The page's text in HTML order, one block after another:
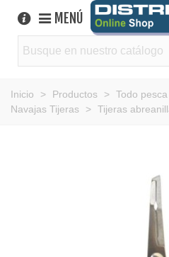
MENÚ
Inicio > Productos > Todo pesca
Navajas Tijeras
> Tijeras